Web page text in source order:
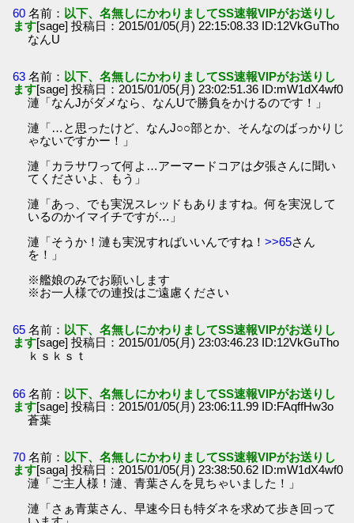
60 名前： 以下、名無しにかわりましてSS速報VIPがお送りし
ます[sage] 投稿日：2015/01/05(月) 22:15:08.33 ID:12VkGuTho
なんU
63 名前： 以下、名無しにかわりましてSS速報VIPがお送りし
ます[sage] 投稿日：2015/01/05(月) 23:02:51.36 ID:mW1dX4wf0
漣「なんJがダメなら、なんUで勝負をかけるのです！」
漣「…と思ったけど、なんJ○○部とか、そんなのばっかりじ
ゃないですかー！」
漣「カラサワって何よ…アーマードコアは夕張さんに聞い
てくださいよ、もう」
漣「あっ、でも実況スレッドもありますね。何を実況して
いるのかイマイチですが…」
漣「そうか！漣も実況すればいいんですね！>>65さん
を！」
※艦娘のみでお願いします
※お一人様での連投はご遠慮ください
65 名前： 以下、名無しにかわりましてSS速報VIPがお送りし
ます[sage] 投稿日：2015/01/05(月) 23:03:46.23 ID:12VkGuTho
ｋｓｋｓｔ
66 名前： 以下、名無しにかわりましてSS速報VIPがお送りし
ます[sage] 投稿日：2015/01/05(月) 23:06:11.99 ID:FAqffHw3o
蒼葉
70 名前： 以下、名無しにかわりましてSS速報VIPがお送りし
ます[saga] 投稿日：2015/01/05(月) 23:38:50.62 ID:mW1dX4wf0
漣「ご主人様！漣、青葉さんを見ちゃいました！」
漣「さぁ青葉さん、早速今日も特ダネを求めて歩き回って